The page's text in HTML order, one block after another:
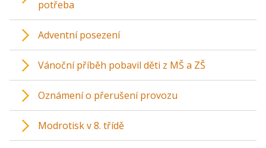
potřeba
Adventní posezení
Vánoční příběh pobavil děti z MŠ a ZŠ
Oznámení o přerušení provozu
Modrotisk v 8. třídě